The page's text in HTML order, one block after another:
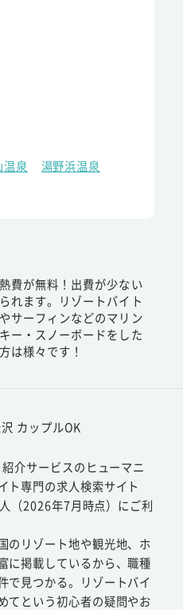
温泉
湯野浜温泉
費が無料！出費が少ない
れます。リゾートバイト
サーフィンなどのマリン
ー・スノーボードをした
は様々です！
カップルOK
介サービスのヒューマニ
ト専門の求人検索サイト
（2026年7月時点）にご利
のリゾート地や観光地、ホ
に掲載しているから、職種
で見つかる。リゾートバイ
てという初心者の疑問やお